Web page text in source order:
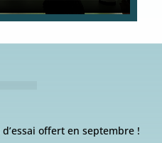
offert en septembre !